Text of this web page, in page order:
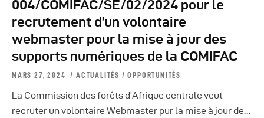
004/COMIFAC/SE/02/2024 pour le
recrutement d’un volontaire
webmaster pour la mise à jour des
supports numériques de la COMIFAC
MARS 27, 2024 ACTUALITÉS /OPPORTUNITÉS
La Commission des forêts d’Afrique centrale veut
recruter un volontaire Webmaster pur la mise à jour de…